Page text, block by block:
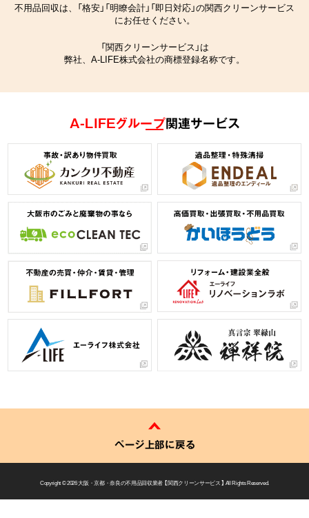
不用品回収は、「格安」「明瞭会計」「即日対応」の関西クリーンサービス
にお任せください。
「関西クリーンサービス」は
弊社、A-LIFE株式会社の商標登録名称です。
A-LIFEグループ関連サービス
ページ上部に戻る
Copyright © 2026大阪・京都・奈良の不用品回収業者 【 関西クリーンサービス 】 All Rights Reserved.